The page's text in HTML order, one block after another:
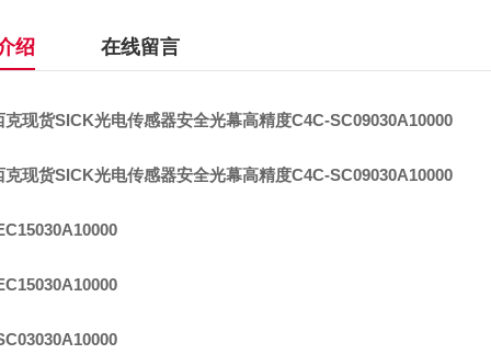
绍 在线留言
克现货SICK光电传感器安全光幕高精度C4C-SC09030A10000
克现货SICK光电传感器安全光幕高精度C4C-SC09030A10000